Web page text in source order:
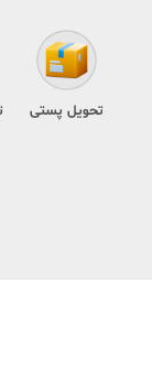
تحویل پستی